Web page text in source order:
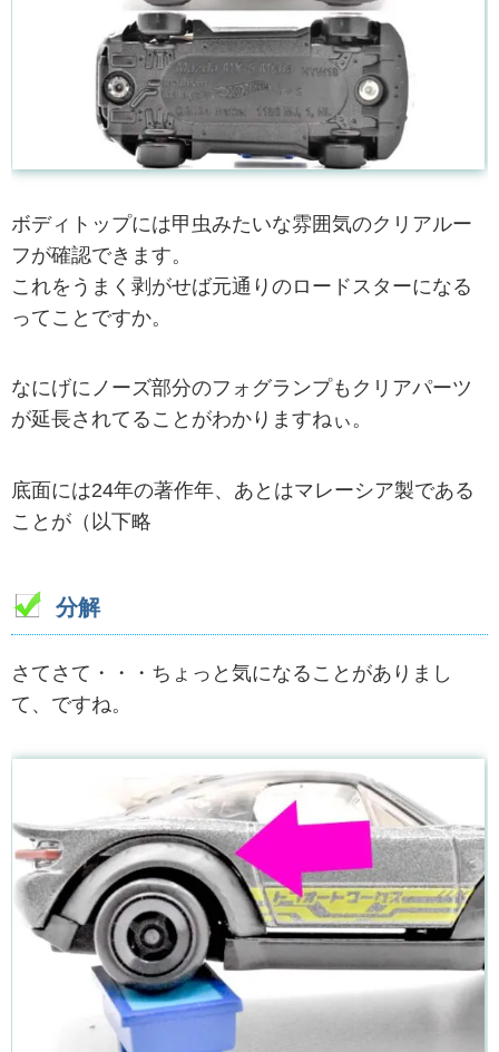
ボディトップには甲虫みたいな雰囲気のクリアルー
フが確認できます。
これをうまく剥がせば元通りのロードスターになる
ってことですか。
なにげにノーズ部分のフォグランプもクリアパーツ
が延長されてることがわかりますねぃ。
底面には24年の著作年、あとはマレーシア製である
ことが（以下略
分解
さてさて・・・ちょっと気になることがありまし
て、ですね。